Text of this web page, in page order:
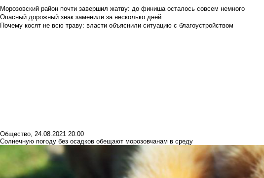
Морозовский район почти завершил жатву: до финиша осталось совсем немного
Опасный дорожный знак заменили за несколько дней
Почему косят не всю траву: власти объяснили ситуацию с благоустройством
Общество, 24.08.2021 20:00
Солнечную погоду без осадков обещают морозовчанам в среду